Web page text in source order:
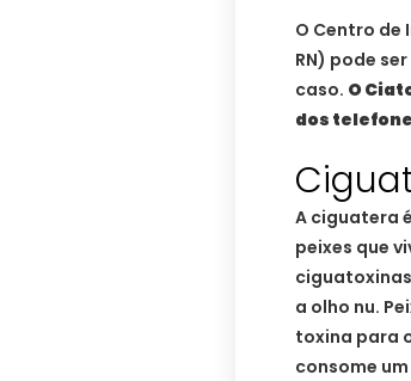
O Centro de
RN) pode
caso. O
dos
A ciguatera
peixes que
a olho nu.
toxina para
consome